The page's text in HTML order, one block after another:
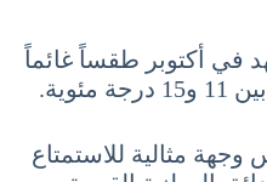
في أكتوبر طقساً غائماً
مثالية للاستمتاع